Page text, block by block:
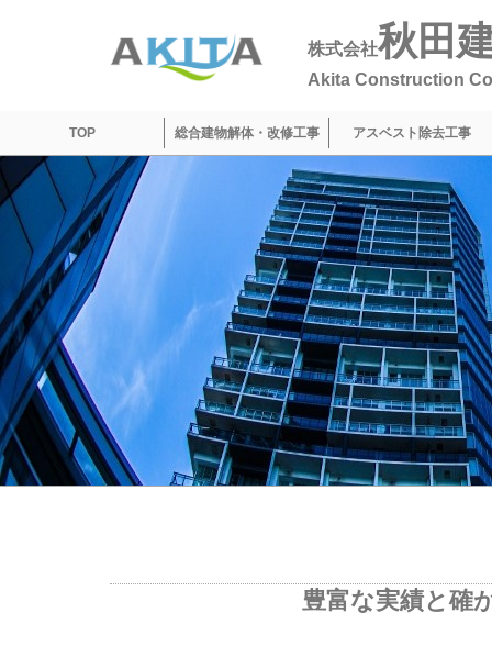
株式会社秋田
Akita Construction
TOP 総合建物解体・改修工事 アスベスト除去工事
豊富な実績と確